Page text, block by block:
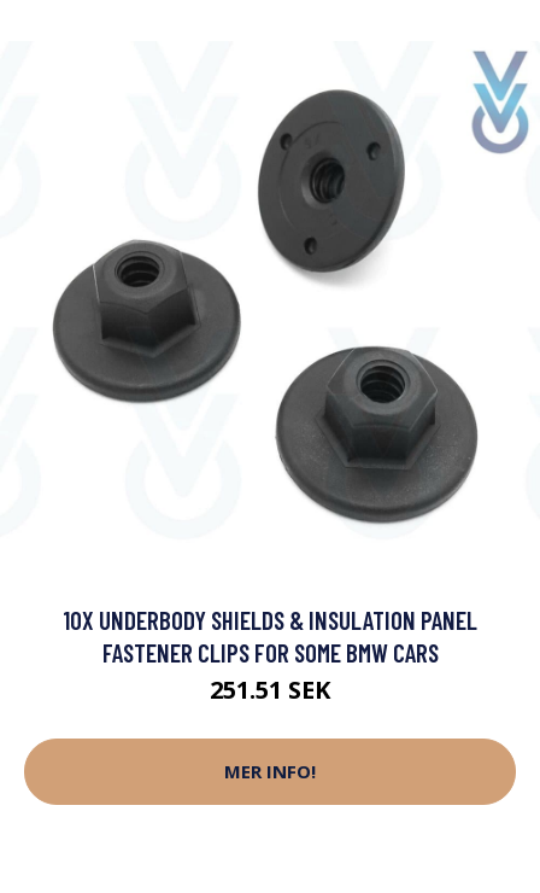
10X UNDERBODY SHIELDS & INSULATION PANEL
FASTENER CLIPS FOR SOME BMW CARS
251.51 SEK
MER INFO!